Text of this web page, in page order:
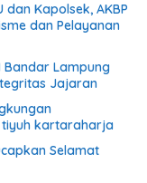
Kapolsek, AKBP
dan Pelayanan
Bandar Lampung
Jajaran
tiyuh kartaraharja
Selamat